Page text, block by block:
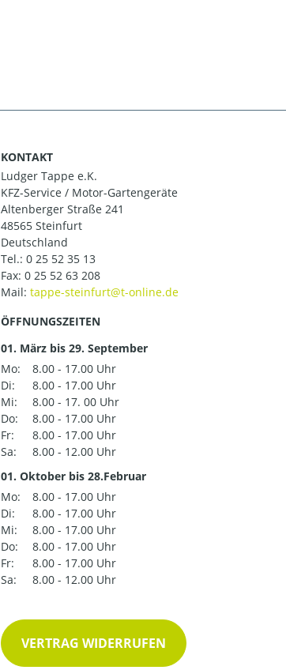
KONTAKT
Ludger Tappe e.K.
KFZ-Service / Motor-Gartengeräte
Altenberger Straße 241
48565 Steinfurt
Deutschland
Tel.: 0 25 52 35 13
Fax: 0 25 52 63 208
Mail:
ÖFFNUNGSZEITEN
01. März bis 29. September
Mo:
8.00 - 17.00 Uhr
Di:
8.00 - 17.00 Uhr
Mi:
8.00 - 17. 00 Uhr
Do:
8.00 - 17.00 Uhr
Fr:
8.00 - 17.00 Uhr
Sa:
8.00 - 12.00 Uhr
01. Oktober bis 28.Februar
Mo:
8.00 - 17.00 Uhr
Di:
8.00 - 17.00 Uhr
Mi:
8.00 - 17.00 Uhr
Do:
8.00 - 17.00 Uhr
Fr:
8.00 - 17.00 Uhr
Sa:
8.00 - 12.00 Uhr
VERTRAG WIDERRUFEN